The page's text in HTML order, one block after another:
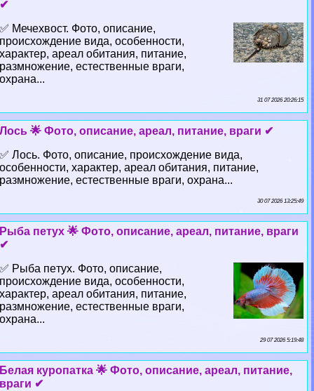
✔
✅ Мечехвост. Фото, описание,
происхождение вида, особенности,
хаpaктер, ареал обитания, питание,
размножение, естественные враги,
охрана...
31 07 2026 20:26:15
Лось 🌟 Фото, описание, ареал, питание, враги ✔
✅ Лось. Фото, описание, происхождение вида,
особенности, хаpaктер, ареал обитания, питание,
размножение, естественные враги, охрана...
30 07 2026 13:25:49
Рыба пeтyx 🌟 Фото, описание, ареал, питание, враги
✔
✅ Рыба пeтyx. Фото, описание,
происхождение вида, особенности,
хаpaктер, ареал обитания, питание,
размножение, естественные враги,
охрана...
29 07 2026 5:19:48
Белая куропатка 🌟 Фото, описание, ареал, питание,
враги ✔